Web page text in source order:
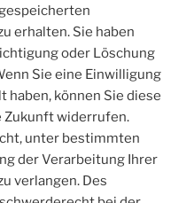
erhalten. Sie haben
oder Löschung
Sie eine Einwilligung
können Sie diese
Zukunft widerrufen.
unter bestimmten
der Verarbeitung Ihrer
verlangen. Des